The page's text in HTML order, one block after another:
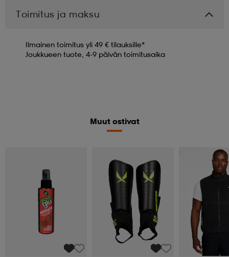
Toimitus ja maksu
Ilmainen toimitus yli 49 € tilauksille*
Joukkueen tuote, 4-9 päivän toimitusaika
Muut ostivat
Kampanja -25%